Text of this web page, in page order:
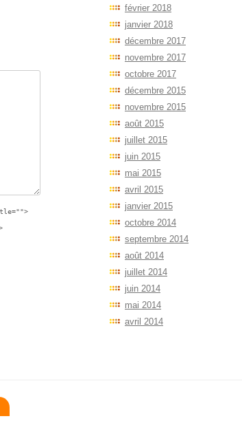
février 2018
janvier 2018
décembre 2017
novembre 2017
octobre 2017
décembre 2015
novembre 2015
août 2015
juillet 2015
juin 2015
mai 2015
avril 2015
janvier 2015
octobre 2014
septembre 2014
août 2014
juillet 2014
juin 2014
mai 2014
avril 2014